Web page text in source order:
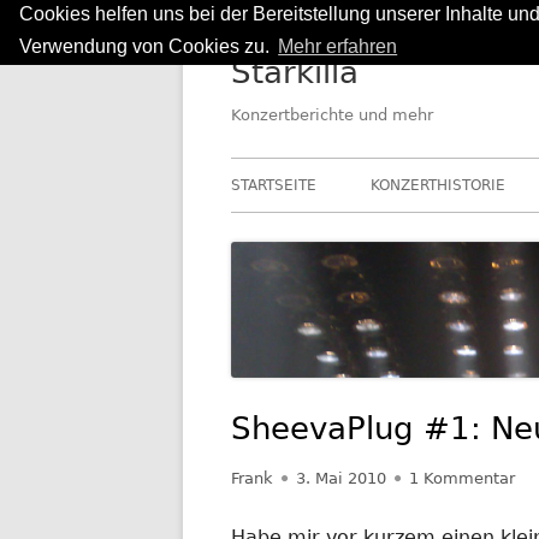
Cookies helfen uns bei der Bereitstellung unserer Inhalte
Verwendung von Cookies zu. Mehr erfahren
Springe
Starkilla
Konzertberichte und mehr
Primäres
Menü
STARTSEITE KONZERTHISTORIE
SheevaPlug #1:
Autor
Frank
Veröffentlicht
3. Mai 2010 1 Kommentarzu